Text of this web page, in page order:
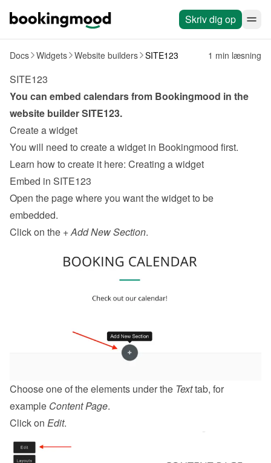
Skriv dig op
Docs Widgets Website builders SITE123 1 min læsning
SITE123
You can embed calendars from Bookingmood in the
website builder SITE123.
Create a widget
You will need to create a widget in Bookingmood first.
Learn how to create it here: Creating a widget
Embed in SITE123
Open the page where you want the widget to be
embedded.
Click on the + Add New Section.
Choose one of the elements under the Text tab, for
example Content Page.
Click on Edit.